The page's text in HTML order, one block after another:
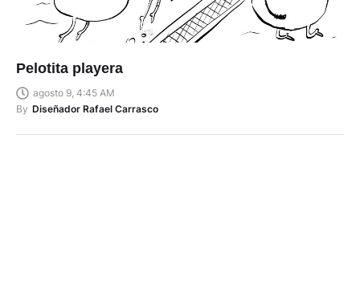
Pelotita playera
agosto 9, 4:45 AM
By Diseñador Rafael Carrasco